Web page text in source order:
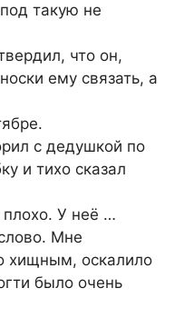
такую не
что он,
ему связать, а
с дедyшкой по
и тихо сказал
У неё …
Мне
хищным, ocкалило
было очень